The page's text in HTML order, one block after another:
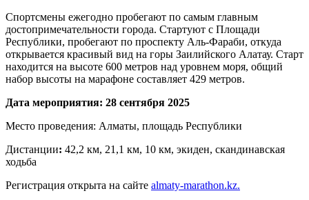
Спортсмены ежегодно пробегают по самым главным
достопримечательности города. Стартуют с Площади
Республики, пробегают по проспекту Аль-Фараби, откуда
открывается красивый вид на горы Заилийского Алатау. Старт
находится на высоте 600 метров над уровнем моря, общий
набор высоты на марафоне составляет 429 метров.
Дата мероприятия: 28 сентября 2025
Место проведения: Алматы, площадь Республики
Дистанции: 42,2 км, 21,1 км, 10 км, экиден, скандинавская
ходьба
Регистрация открыта на сайте almaty-marathon.kz.